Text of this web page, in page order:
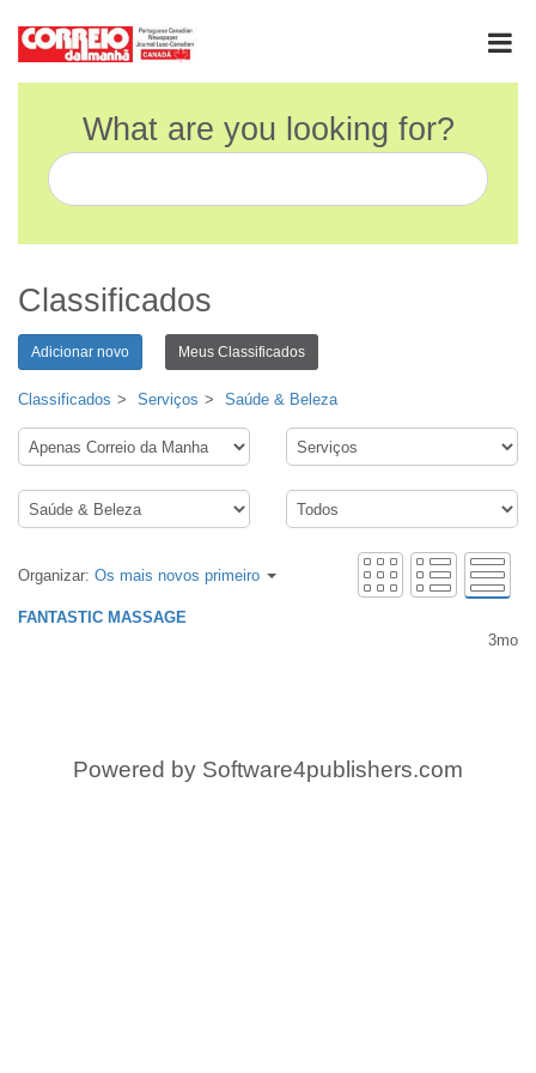
What are you looking for?
Classificados
Adicionar novo Meus Classificados
Classificados Serviços Saúde & Beleza
Organizar: Os mais novos primeiro
FANTASTIC MASSAGE
3mo
Powered by Software4publishers.com